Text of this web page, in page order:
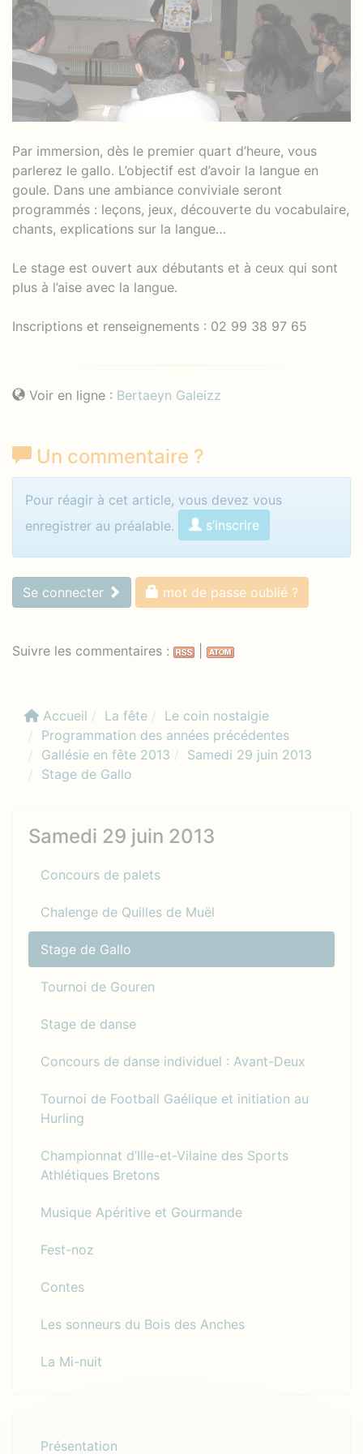
Par immersion, dès le premier quart d’heure, vous
parlerez le gallo. L’objectif est d’avoir la langue en
goule. Dans une ambiance conviviale seront
programmés : leçons, jeux, découverte du vocabulaire,
chants, explications sur la langue…
Le stage est ouvert aux débutants et à ceux qui sont
plus à l’aise avec la langue.
Inscriptions et renseignements : 02 99 38 97 65
Voir en ligne : Bertaeyn Galeizz
Un commentaire ?
Identifiez-vous pour commenter
Pour réagir à cet article, vous devez vous
enregistrer au préalable.
s’inscrire
Se connecter mot de passe oublié ?
Suivre les commentaires :
Accueil La fête
Le coin nostalgie
Programmation des années précédentes
Gallésie en fête 2013
Samedi 29 juin 2013
Stage de Gallo
Samedi 29 juin 2013
Concours de palets
Chalenge de Quilles de Muël
Stage de Gallo
Tournoi de Gouren
Stage de danse
Concours de danse individuel : Avant-Deux
Tournoi de Football Gaélique et initiation au
Hurling
Championnat d’Ille-et-Vilaine des Sports
Athlétiques Bretons
Musique Apéritive et Gourmande
Fest-noz
Contes
Les sonneurs du Bois des Anches
La Mi-nuit
Présentation